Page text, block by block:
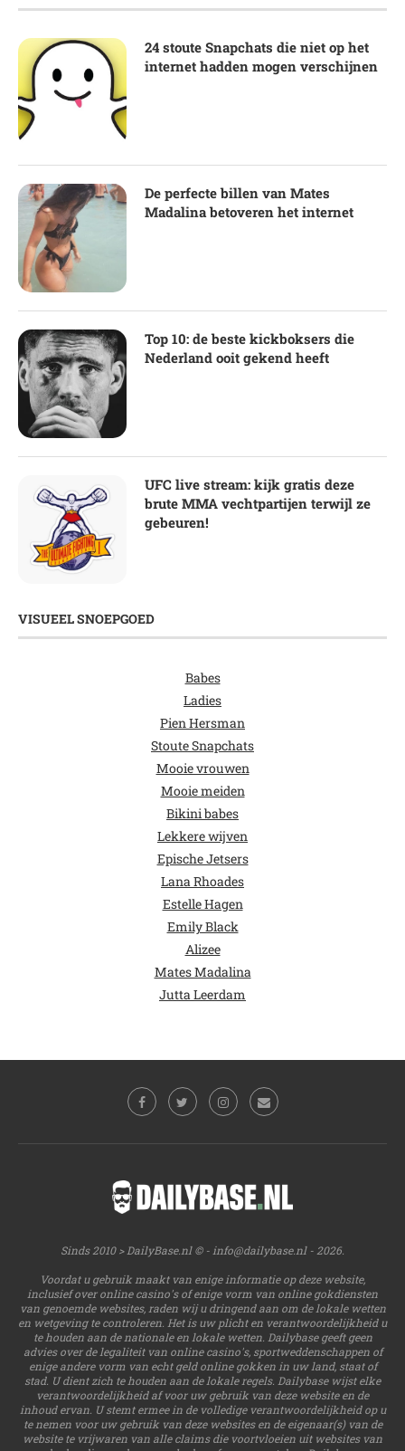
24 stoute Snapchats die niet op het
internet hadden mogen verschijnen
De perfecte billen van Mates
Madalina betoveren het internet
Top 10: de beste kickboksers die
Nederland ooit gekend heeft
UFC live stream: kijk gratis deze
brute MMA vechtpartijen terwijl ze
gebeuren!
VISUEEL SNOEPGOED
Babes
Ladies
Pien Hersman
Stoute Snapchats
Mooie vrouwen
Mooie meiden
Bikini babes
Lekkere wijven
Epische Jetsers
Lana Rhoades
Estelle Hagen
Emily Black
Alizee
Mates Madalina
Jutta Leerdam
Sinds 2010 > DailyBase.nl © - info@dailybase.nl- 2026.
Voordat u gebruik maakt van enige informatie op deze website,
inclusief over online casino's of enige vorm van online gokdiensten
van genoemde websites, raden wij u dringend aan om de lokale wetten
en wetgeving te controleren. Het is uw plicht en verantwoordelijkheid u
te houden aan de nationale en lokale wetten. Dailybase geeft geen
advies over de legaliteit van online casino's, sportweddenschappen of
enige andere vorm van echt geld online gokken in uw land, staat of
stad. U dient zich te houden aan de lokale regels. Dailybase wijst elke
verantwoordelijkheid af voor uw gebruik van deze website en de
inhoud ervan. U stemt ermee in de volledige verantwoordelijkheid op u
te nemen voor uw gebruik van deze websites en de eigenaar(s) van de
website te vrijwaren van alle claims die voortvloeien uit websites van